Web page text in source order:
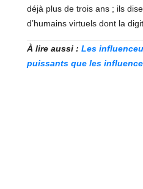
déjà plus de trois ans ; ils
d’humains virtuels dont la
À lire aussi : Les
puissants que les